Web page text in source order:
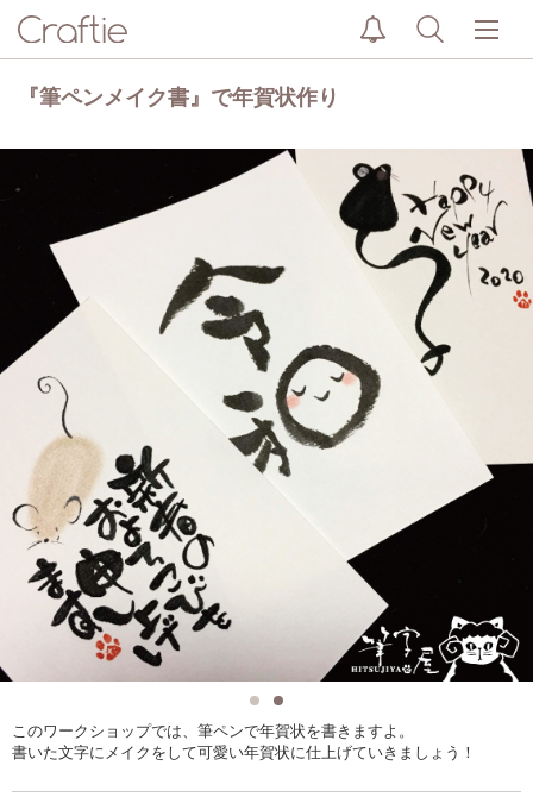
『筆ペンメイク書』で年賀状作り
このワークショップでは、筆ペンで年賀状を書きますよ。
書いた文字にメイクをして可愛い年賀状に仕上げていきましょう！